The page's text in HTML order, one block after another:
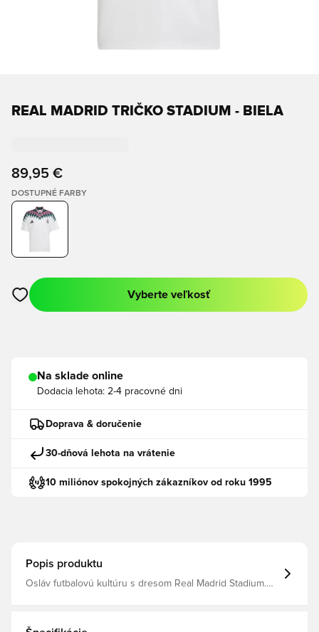
REAL MADRID TRIČKO STADIUM - BIELA
89,95 €
DOSTUPNÉ FARBY
Otvorí modál na prihlásenie alebo registráciu ako člen
Vyberte veľkosť
Na sklade online
Dodacia lehota: 2-4 pracovné dni
Doprava & doručenie
30-dňová lehota na vrátenie
10 miliónov spokojných zákazníkov od roku 1995
Popis produktu
Osláv futbalovú kultúru s dresom Real Madrid Stadium.
Vyrobený z žakárového úpletu, ponúka voľný strih pre